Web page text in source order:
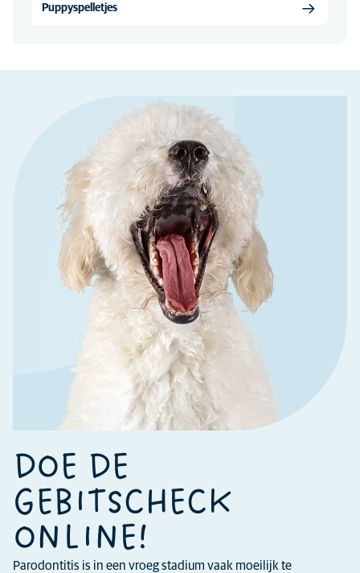
Puppyspelletjes
DOE DE
GEBITSCHECK
ONLINE!
Parodontitis is in een vroeg stadium vaak moeilijk te